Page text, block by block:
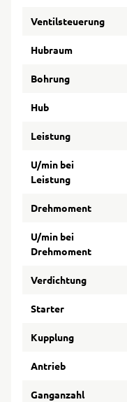
Ventilsteuerung
Hubraum
Bohrung
Hub
Leistung
U/min bei
Leistung
Drehmoment
U/min bei
Drehmoment
Verdichtung
Starter
Kupplung
Antrieb
Ganganzahl